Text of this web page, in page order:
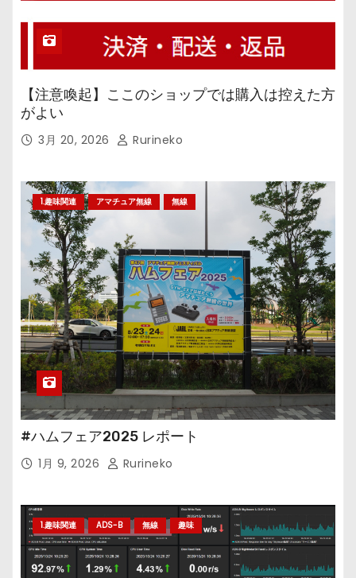
【注意喚起】ここのショップでは購入は控えた方
がよい
3月 20, 2026 Rurineko
1.趣味関連 アマチュア無線 無線
#ハムフェア2025 レポート
1月 9, 2026 Rurineko
1.趣味関連 ADS-B 無線 趣味